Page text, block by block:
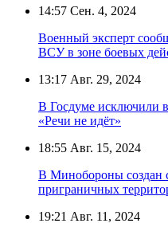
14:57 Сен. 4, 2024
Военный эксперт
ВСУ в зоне боевых
13:17 Авг. 29, 2024
В Госдуме исключили
«Речи не идёт»
18:55 Авг. 15, 2024
В Минобороны создан
приграничных
19:21 Авг. 11, 2024